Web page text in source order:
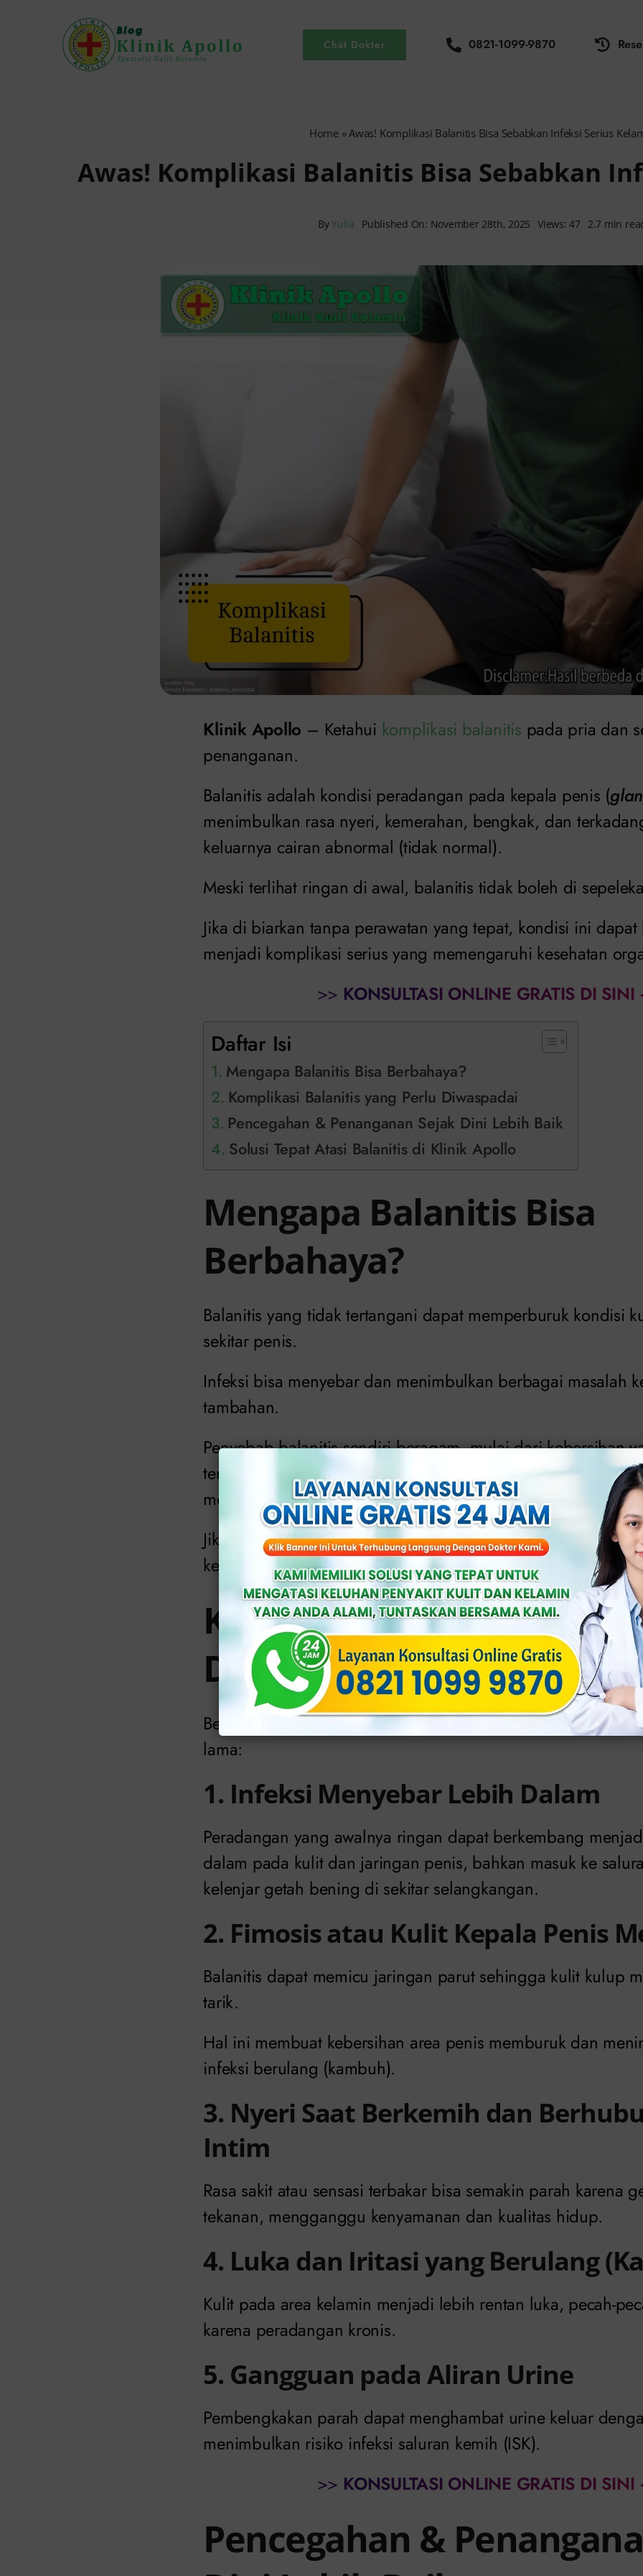
Chat Dokter 0821-1099-9870
Home»Awas! Komplikasi Balanitis Bisa Sebabkan Infeksi Serius
Awas! Komplikasi Balanitis Bisa Sebabkan
ByYulia Published On: November 28th, 2025 Views: 47 2.7 min
Klinik Apollo – Ketahui komplikasi balanitis pada pria dan
penanganan.
Balanitis adalah kondisi peradangan pada kepala penis (
menimbulkan rasa nyeri, kemerahan, bengkak, dan
keluarnya cairan abnormal (tidak normal).
Meski terlihat ringan di awal, balanitis tidak boleh di
Jika di biarkan tanpa perawatan yang tepat, kondisi ini
menjadi komplikasi serius yang memengaruhi kesehatan
>> KONSULTASI ONLINE GRATIS DI SINI
Daftar Isi
Mengapa Balanitis Bisa Berbahaya?
Komplikasi Balanitis yang Perlu Diwaspadai
Pencegahan & Penanganan Sejak Dini Lebih Baik
Solusi Tepat Atasi Balanitis di Klinik Apollo
Mengapa Balanitis Bisa
Berbahaya?
Balanitis yang tidak tertangani dapat memperburuk kondisi
sekitar penis.
Infeksi bisa menyebar dan menimbulkan berbagai masalah
tambahan.
Penyebab balanitis sendiri beragam, mulai dari kebersihan
terjaga, infeksi jamur atau bakteri, alergi produk tertentu,
menular seksual (PMS).
Jika terjadi berulang (kambuh), kondisi ini dapat
kenyamanan saat berkemih maupun aktivitas seksual.
Komplikasi Balanitis
Diwaspadai
Berikut beberapa komplikasi yang dapat muncul jika
lama:
1. Infeksi Menyebar Lebih Dalam
Peradangan yang awalnya ringan dapat berkembang
dalam pada kulit dan jaringan penis, bahkan masuk ke
kelenjar getah bening di sekitar selangkangan.
2. Fimosis atau Kulit Kepala Penis
Balanitis dapat memicu jaringan parut sehingga kulit kulup
tarik.
Hal ini membuat kebersihan area penis memburuk dan
infeksi berulang (kambuh).
3. Nyeri Saat Berkemih dan
Intim
Rasa sakit atau sensasi terbakar bisa semakin parah karena
tekanan, mengganggu kenyamanan dan kualitas hidup.
4. Luka dan Iritasi yang Berulang
Kulit pada area kelamin menjadi lebih rentan luka, pecah-
karena peradangan kronis.
5. Gangguan pada Aliran Urine
Pembengkakan parah dapat menghambat urine keluar
menimbulkan risiko infeksi saluran kemih (ISK).
>> KONSULTASI ONLINE GRATIS DI SINI
Pencegahan &